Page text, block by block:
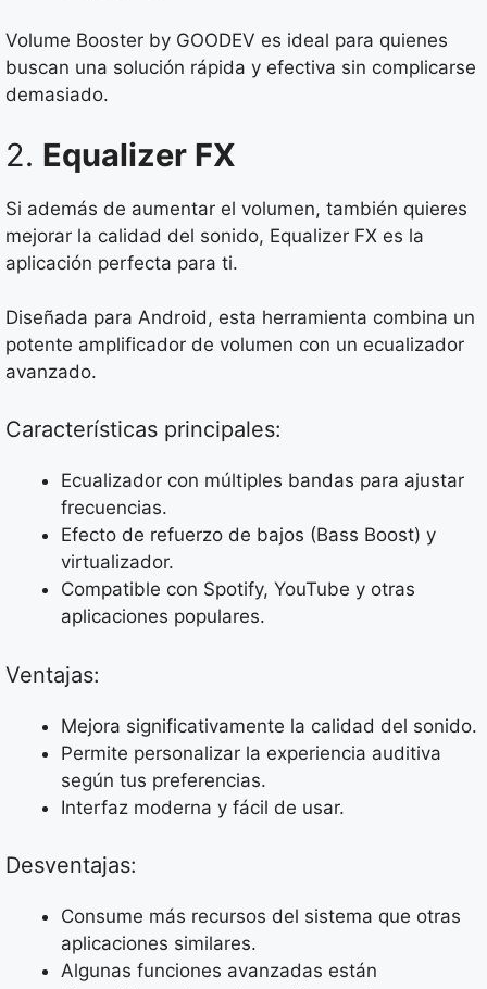
Volume Booster by GOODEV es ideal para quienes
buscan una solución rápida y efectiva sin complicarse
demasiado.
2. Equalizer FX
Si además de aumentar el volumen, también quieres
mejorar la calidad del sonido, Equalizer FX es la
aplicación perfecta para ti.
Diseñada para Android, esta herramienta combina un
potente amplificador de volumen con un ecualizador
avanzado.
Características principales:
Ecualizador con múltiples bandas para ajustar
frecuencias.
Efecto de refuerzo de bajos (Bass Boost) y
virtualizador.
Compatible con Spotify, YouTube y otras
aplicaciones populares.
Ventajas:
Mejora significativamente la calidad del sonido.
Permite personalizar la experiencia auditiva
según tus preferencias.
Interfaz moderna y fácil de usar.
Desventajas:
Consume más recursos del sistema que otras
aplicaciones similares.
Algunas funciones avanzadas están